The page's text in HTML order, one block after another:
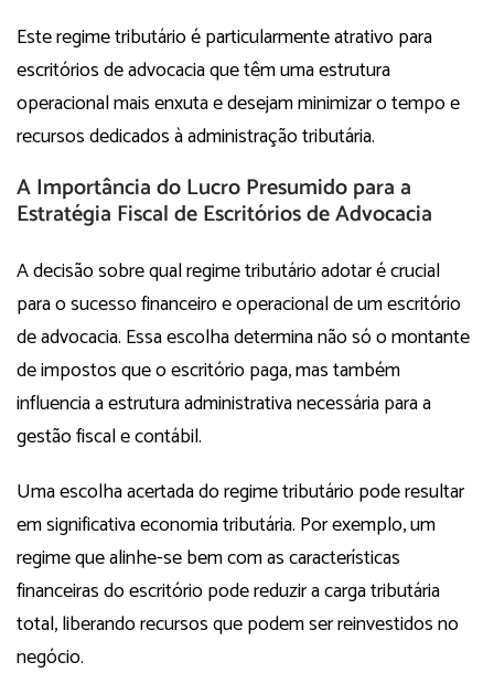
Este regime tributário é particularmente atrativo para
escritórios de advocacia que têm uma estrutura
operacional mais enxuta e desejam minimizar o tempo e
recursos dedicados à administração tributária.
A Importância do Lucro Presumido para a
Estratégia Fiscal de Escritórios de Advocacia
A decisão sobre qual regime tributário adotar é crucial
para o sucesso financeiro e operacional de um escritório
de advocacia. Essa escolha determina não só o montante
de impostos que o escritório paga, mas também
influencia a estrutura administrativa necessária para a
gestão fiscal e contábil.
Uma escolha acertada do regime tributário pode resultar
em significativa economia tributária. Por exemplo, um
regime que alinhe-se bem com as características
financeiras do escritório pode reduzir a carga tributária
total, liberando recursos que podem ser reinvestidos no
negócio.